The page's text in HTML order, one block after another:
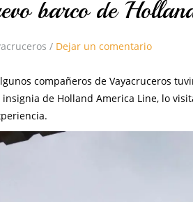
barco de
/ Dejar un comentario
compañeros de Vayacruceros
de Holland America Line, lo